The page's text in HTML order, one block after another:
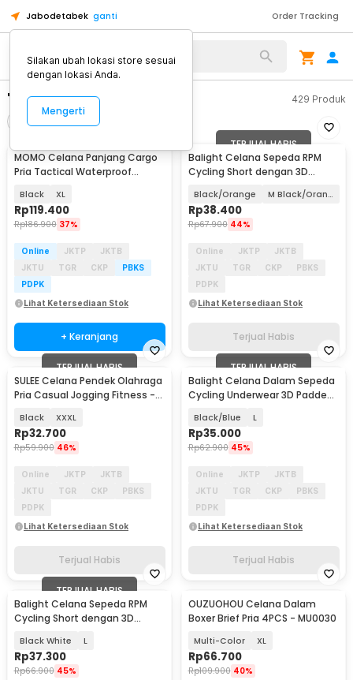
Jabodetabek ganti Order Tracking
"celana panjang" 429 Produk
Urutkan
MOMO Celana Panjang Cargo
Pria Tactical Waterproof
Black XL
Rp119.400
Rp186.900 37%
Online JKTP
JKTB
JKTU
TGR CKP
PBKS
PDPK
Lihat Ketersediaan Stok
+ Keranjang
TERJUAL HABIS
Balight Celana Sepeda RPM
Cycling Short dengan 3D
Black/Orange M Black/Orange
Rp38.400
Rp67.900 44%
Online JKTP
JKTB
JKTU
TGR CKP
PBKS
PDPK
Lihat Ketersediaan Stok
Terjual Habis
TERJUAL HABIS
SULEE Celana Pendek Olahraga
Pria Casual Jogging Fitness -
Black XXXL
Rp32.700
Rp59.900 46%
Online JKTP
JKTB
JKTU
TGR CKP
PBKS
PDPK
Lihat Ketersediaan Stok
Terjual Habis
TERJUAL HABIS
Balight Celana Dalam Sepeda
Cycling Underwear 3D Padded
Black/Blue L
Rp35.000
Rp62.900 45%
Online JKTP
JKTB
JKTU
TGR CKP
PBKS
PDPK
Lihat Ketersediaan Stok
Terjual Habis
TERJUAL HABIS
Balight Celana Sepeda RPM
Cycling Short dengan 3D
Black White L
Rp37.300
Rp66.900 45%
OUZUOHOU Celana Dalam
Boxer Brief Pria 4PCS - MU0030
Multi-Color XL
Rp66.700
Rp109.900 40%
Silakan ubah lokasi store sesuai
dengan lokasi Anda.
Mengerti